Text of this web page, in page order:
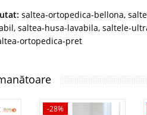
saltea-ortopedica-bellona,
, saltea-husa-lavabila, saltele-
ortopedica-pret
-28%